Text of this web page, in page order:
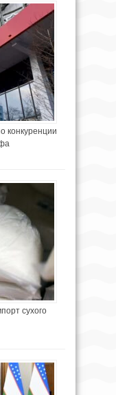
конкуренции
сухого